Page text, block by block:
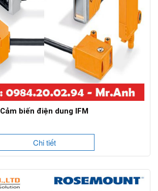
Cảm biến điện dung IFM
Chi tiết